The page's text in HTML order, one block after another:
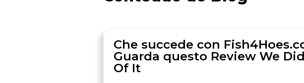
Che succede con
Guarda questo Review We
Of It